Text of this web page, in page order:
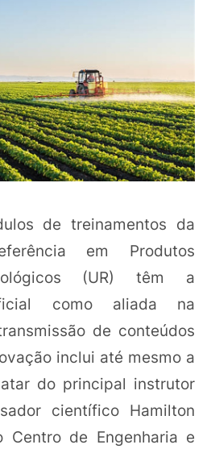
de treinamentos da
em Produtos
(UR) têm a
como aliada na
de conteúdos
inclui até mesmo a
do principal instrutor
científico Hamilton
Centro de Engenharia e